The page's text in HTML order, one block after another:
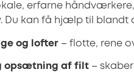
erfarne
Du kan få hjælp til blandt
og lofter – flotte, rene
opsætning af filt –